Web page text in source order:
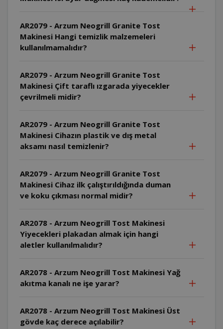
AR2079 - Arzum Neogrill Granite Tost
Makinesi Hangi temizlik malzemeleri
kullanılmamalıdır?
AR2079 - Arzum Neogrill Granite Tost
Makinesi Çift taraflı ızgarada yiyecekler
çevrilmeli midir?
AR2079 - Arzum Neogrill Granite Tost
Makinesi Cihazın plastik ve dış metal
aksamı nasıl temizlenir?
AR2079 - Arzum Neogrill Granite Tost
Makinesi Cihaz ilk çalıştırıldığında duman
ve koku çıkması normal midir?
AR2078 - Arzum Neogrill Tost Makinesi
Yiyecekleri plakadan almak için hangi
aletler kullanılmalıdır?
AR2078 - Arzum Neogrill Tost Makinesi Yağ
akıtma kanalı ne işe yarar?
AR2078 - Arzum Neogrill Tost Makinesi Üst
gövde kaç derece açılabilir?